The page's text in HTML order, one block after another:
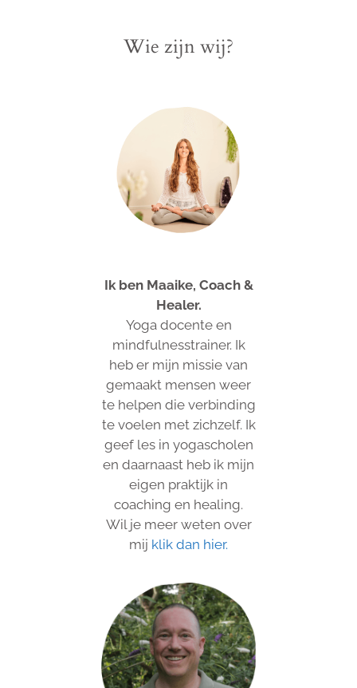
Wie zijn wij?
Ik ben Maaike, Coach &
Healer.
Yoga docente en
mindfulnesstrainer. Ik
heb er mijn missie van
gemaakt mensen weer
te helpen die verbinding
te voelen met zichzelf. Ik
geef les in yogascholen
en daarnaast heb ik mijn
eigen praktijk in
coaching en healing.
Wil je meer weten over
mij klik dan hier.